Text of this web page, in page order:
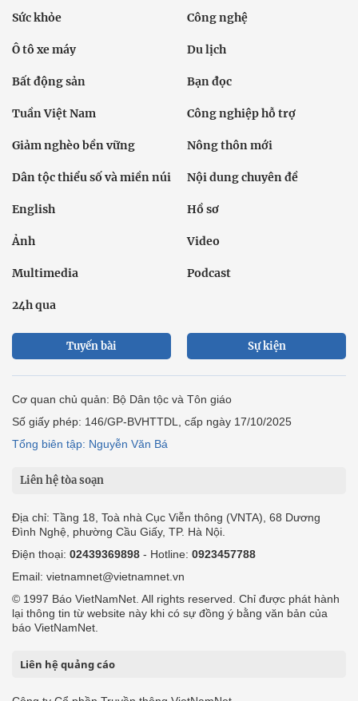
Sức khỏe Công nghệ
Ô tô xe máy Du lịch
Bất động sản Bạn đọc
Tuần Việt Nam Công nghiệp hỗ trợ
Giảm nghèo bền vững Nông thôn mới
Dân tộc thiểu số và miền núi Nội dung chuyên đề
English Hồ sơ
Ảnh Video
Multimedia Podcast
24h qua
Tuyến bài Sự kiện
Cơ quan chủ quản: Bộ Dân tộc và Tôn giáo
Số giấy phép: 146/GP-BVHTTDL, cấp ngày 17/10/2025
Tổng biên tập: Nguyễn Văn Bá
Liên hệ tòa soạn
Địa chỉ: Tầng 18, Toà nhà Cục Viễn thông (VNTA), 68 Dương
Đình Nghệ, phường Cầu Giấy, TP. Hà Nội.
Điện thoại: 02439369898 - Hotline: 0923457788
Email: vietnamnet@vietnamnet.vn
© 1997 Báo VietNamNet. All rights reserved. Chỉ được phát hành
lại thông tin từ website này khi có sự đồng ý bằng văn bản của
báo VietNamNet.
Liên hệ quảng cáo